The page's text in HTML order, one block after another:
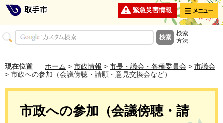
緊急災害情報 メニュー
検索
方法
現在位置 ホーム > 市政情報 > 市長・議会・各種委員会 > 市議会
> 市政への参加（会議傍聴・請願・意見交換会など）
市政への参加（会議傍聴・請